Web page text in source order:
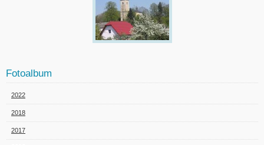
Fotoalbum
2022
2018
2017